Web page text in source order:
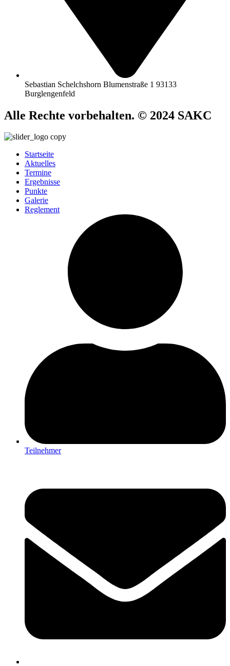
Sebastian Schelchshorn Blumenstraße 1 93133
Burglengenfeld
Alle Rechte vorbehalten. © 2024 SAKC
Startseite
Aktuelles
Termine
Ergebnisse
Punkte
Galerie
Reglement
Teilnehmer